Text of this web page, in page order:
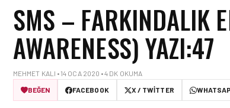
SMS – FARKINDALIK
AWARENESS) YAZI:47
MEHMET KALI • 14 OCA 2020 • 4 DK OKUMA
BEĞEN
FACEBOOK X / TWITTER